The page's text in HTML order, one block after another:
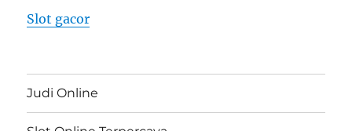
Slot gacor
Judi Online